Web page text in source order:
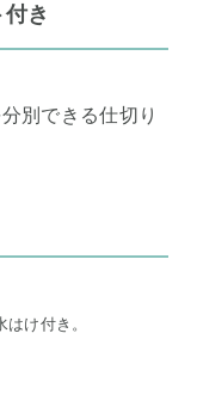
き
別できる仕切り
け付き。